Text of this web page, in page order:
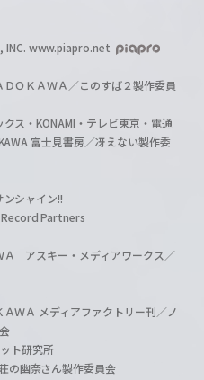
www.piapro.net
ＯＫＡＷＡ／このすば２製作委員
ス・KONAMI・テレビ東京・電通
富士見書房／冴えない製作委
シャイン!!
Partners
アスキー・メディアワークス／
ＷＡ メディアファクトリー刊／ノ
ト研究所
の幽奈さん製作委員会